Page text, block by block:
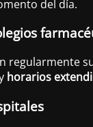
del día.
regularmente
horarios